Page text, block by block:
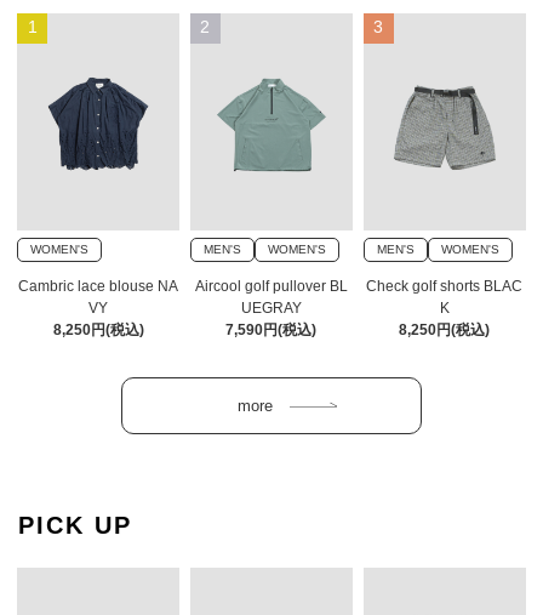
1
WOMEN'S
Cambric lace blouse NA
VY
8,250円(税込)
2
MEN'S WOMEN'S
Aircool golf pullover BL
UEGRAY
7,590円(税込)
3
MEN'S WOMEN'S
Check golf shorts BLAC
K
8,250円(税込)
PICK UP